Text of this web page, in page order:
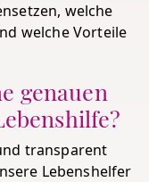
welche
welche Vorteile
genauen
transparent
Lebenshelfer